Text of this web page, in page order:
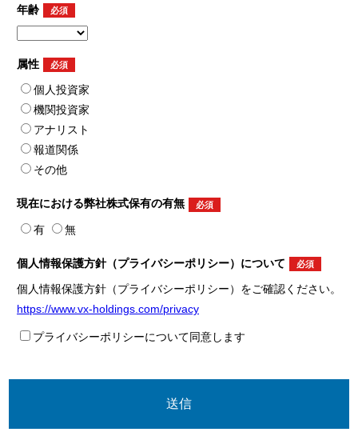
年齢
属性
個人投資家
機関投資家
アナリスト
報道関係
その他
現在における弊社株式保有の有無
有 無
個人情報保護方針（プライバシーポリシー） について
個人情報保護方針（プライバシーポリシー）をご確認ください。
https://www.vx-holdings.com/privacy
プライバシーポリシーについて同意します